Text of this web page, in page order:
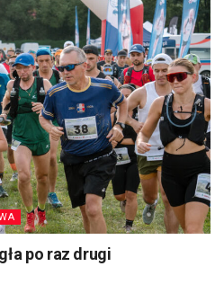
po raz drugi